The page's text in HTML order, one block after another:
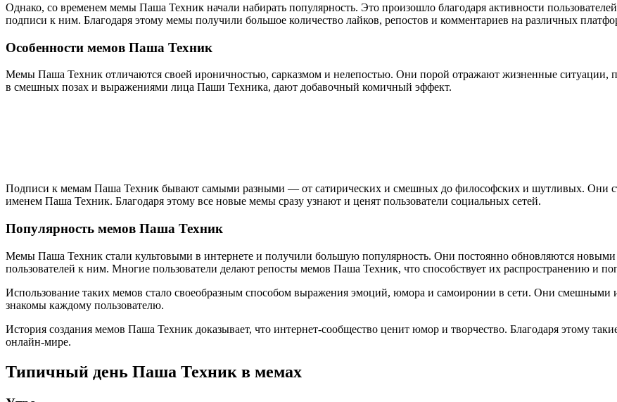
Однако, со временем мемы Паша Техник начали набирать популярность. Это произошло благодаря активности
подписи к ним. Благодаря этому мемы получили большое количество лайков, репостов и комментариев на различных
Особенности мемов Паша Техник
Мемы Паша Техник отличаются своей ироничностью, сарказмом и нелепостью. Они порой отражают жизненные ситуации,
в смешных позах и выражениями лица Паши Техника, дают добавочный комичный эффект.
Подписи к мемам Паша Техник бывают самыми разными — от сатирических и смешных до философских и шутливых. Они
именем Паша Техник. Благодаря этому все новые мемы сразу узнают и ценят пользователи социальных сетей.
Популярность мемов Паша Техник
Мемы Паша Техник стали культовыми в интернете и получили большую популярность. Они постоянно обновляются
пользователей к ним. Многие пользователи делают репосты мемов Паша Техник, что способствует их распространению и
Использование таких мемов стало своеобразным способом выражения эмоций, юмора и самоиронии в сети. Они
знакомы каждому пользователю.
История создания мемов Паша Техник доказывает, что интернет-сообщество ценит юмор и творчество. Благодаря этому
онлайн-мире.
Типичный день Паша Техник в мемах